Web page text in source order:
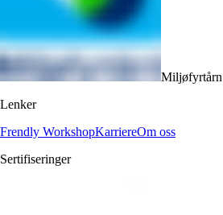
Miljøfyrtårn
Lenker
Frendly WorkshopKarriereOm oss
Sertifiseringer